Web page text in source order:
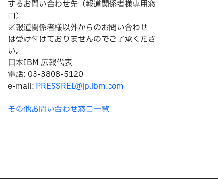
するお問い合わせ先（報道関係者様専用窓
口）
※報道関係者様以外からのお問い合わせ
は受け付けておりませんのでご了承くださ
い。
日本IBM 広報代表
電話: 03-3808-5120
e-mail: PRESSREL@jp.ibm.com
その他お問い合わせ窓口一覧